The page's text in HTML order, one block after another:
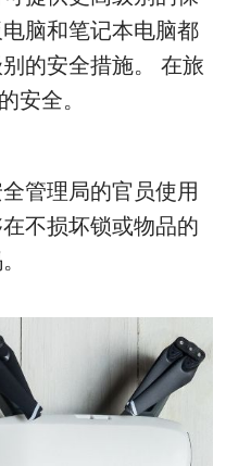
脑和笔记本电脑都
的安全措施。 在旅
安全。
管理局的官员使用
不损坏锁或物品的